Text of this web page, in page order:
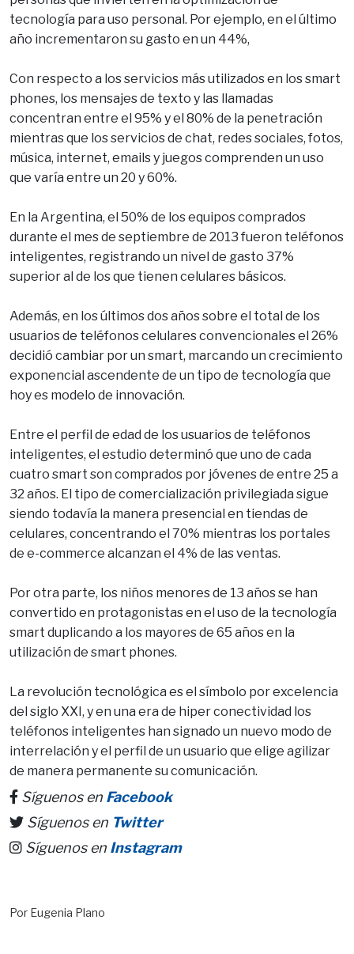
tecnología para uso personal. Por ejemplo, en el último
año incrementaron su gasto en un 44%,
Con respecto a los servicios más utilizados en los smart
phones, los mensajes de texto y las llamadas
concentran entre el 95% y el 80% de la penetración
mientras que los servicios de chat, redes sociales, fotos,
música, internet, emails y juegos comprenden un uso
que varía entre un 20 y 60%.
En la Argentina, el 50% de los equipos comprados
durante el mes de septiembre de 2013 fueron teléfonos
inteligentes, registrando un nivel de gasto 37%
superior al de los que tienen celulares básicos.
Además, en los últimos dos años sobre el total de los
usuarios de teléfonos celulares convencionales el 26%
decidió cambiar por un smart, marcando un crecimiento
exponencial ascendente de un tipo de tecnología que
hoy es modelo de innovación.
Entre el perfil de edad de los usuarios de teléfonos
inteligentes, el estudio determinó que uno de cada
cuatro smart son comprados por jóvenes de entre 25 a
32 años. El tipo de comercialización privilegiada sigue
siendo todavía la manera presencial en tiendas de
celulares, concentrando el 70% mientras los portales
de e-commerce alcanzan el 4% de las ventas.
Por otra parte, los niños menores de 13 años se han
convertido en protagonistas en el uso de la tecnología
smart duplicando a los mayores de 65 años en la
utilización de smart phones.
La revolución tecnológica es el símbolo por excelencia
del siglo XXI, y en una era de hiper conectividad los
teléfonos inteligentes han signado un nuevo modo de
interrelación y el perfil de un usuario que elige agilizar
de manera permanente su comunicación.
Síguenos en Facebook
Síguenos en Twitter
Síguenos en Instagram
Por Eugenia Plano